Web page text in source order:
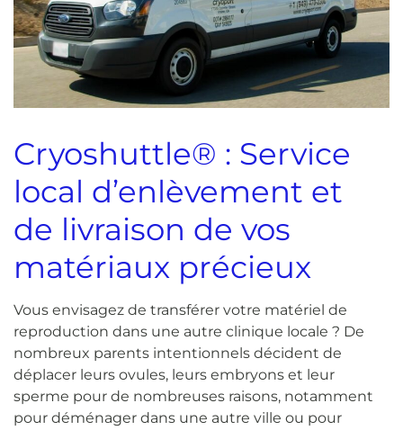
Cryoshuttle® : Service
local d’enlèvement et
de livraison de vos
matériaux précieux
Vous envisagez de transférer votre matériel de
reproduction dans une autre clinique locale ? De
nombreux parents intentionnels décident de
déplacer leurs ovules, leurs embryons et leur
sperme pour de nombreuses raisons, notamment
pour déménager dans une autre ville ou pour